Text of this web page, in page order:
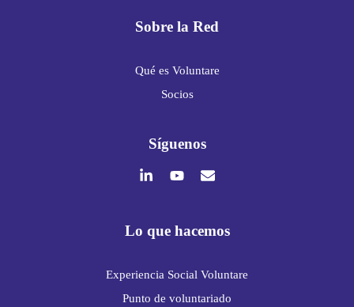
Sobre la Red
Qué es Voluntare
Socios
Síguenos
Lo que hacemos
Experiencia Social Voluntare
Punto de voluntariado